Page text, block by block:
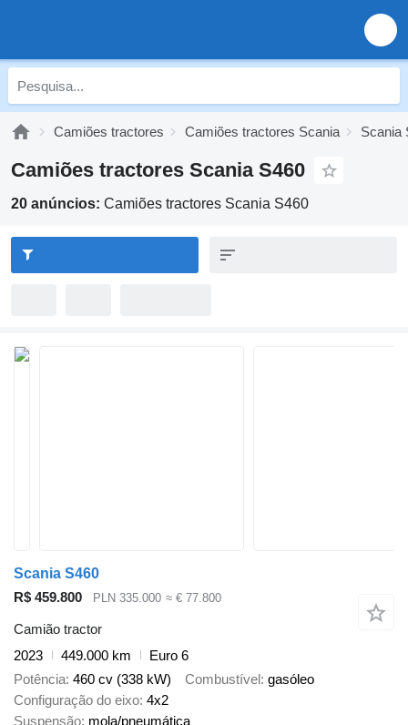
Camiões tractores Camiões tractores Scania Scania
Camiões tractores Scania S460
20 anúncios: Camiões tractores Scania S460
Scania S460
R$ 459.800
PLN 335.000 ≈ € 77.800
Camião tractor
2023
449.000 km
Euro 6
Potência 460 cv (338 kW) Combustível gasóleo
Configuração do eixo 4x2
Suspensão mola/pneumática